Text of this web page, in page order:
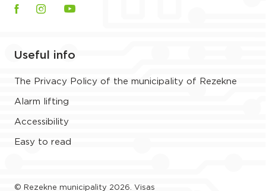
Useful info
The Privacy Policy of the municipality of Rezekne
Alarm lifting
Accessibility
Easy to read
© Rezekne municipality 2026. Visas